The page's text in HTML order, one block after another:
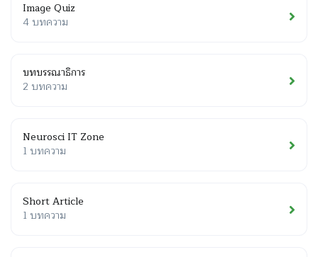
Image Quiz
4 บทความ
บทบรรณาธิการ
2 บทความ
Neurosci IT Zone
1 บทความ
Short Article
1 บทความ